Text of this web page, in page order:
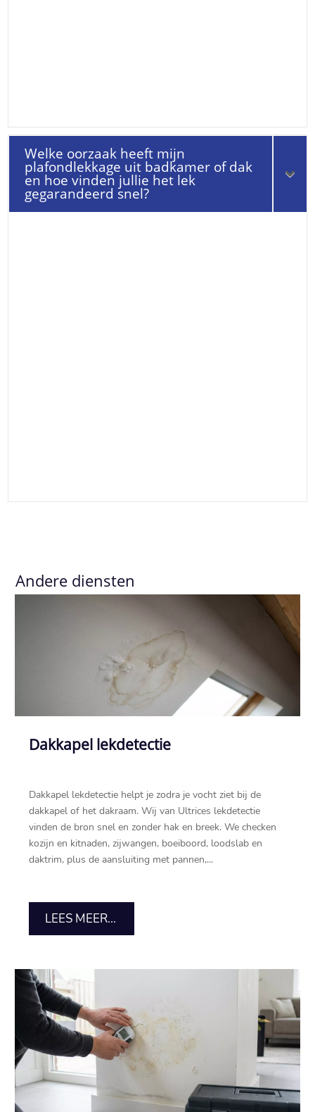
Welke oorzaak heeft mijn
plafondlekkage uit badkamer of dak
en hoe vinden jullie het lek
gegarandeerd snel?
Andere diensten
Dakkapel lekdetectie
Dakkapel lekdetectie helpt je zodra je vocht ziet bij de
dakkapel of het dakraam.​ Wij van Ultrices lekdetectie
vinden de bron snel en zonder hak en breek.​ We checken
kozijn en kitnaden, zijwangen, boeiboord, loodslab en
daktrim, plus de aansluiting met pannen,...
LEES MEER...